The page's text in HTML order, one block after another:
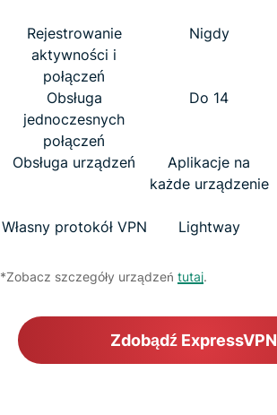
Rejestrowanie
aktywności i
połączeń
Nigdy
Obsługa
jednoczesnych
połączeń
Do 14
Obsługa urządzeń
Aplikacje na
każde urządzenie
Własny protokół VPN
Lightway
*Zobacz szczegóły urządzeń tutaj.
Zdobądź ExpressVPN